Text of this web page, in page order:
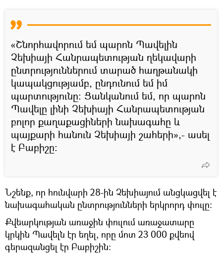
«Շնորհավորում եմ պարոն Պավելին
Չեխիայի Հանրապետության ղեկավարի
ընտրություններում տարած հաղթանակի
կապակցությամբ, ընդունում եմ իմ
պարտությունը։ Ցանկանում եմ, որ պարոն
Պավելը լինի Չեխիայի Հանրապետության
բոլոր քաղաքացիների նախագահը և
պայքարի հանուն Չեխիայի շահերի»,- ասել
է Բաբիշը։
Նշենք, որ հունվարի 28-ին Չեխիայում անցկացվել է
նախագահական ընտրությունների երկրորդ փուլը։
Քվեարկության առաջին փուլում առաջատարը
կրկին Պավելն էր եղել, որը մոտ 23 000 քվեով
գերազանցել էր Բաբիշին։